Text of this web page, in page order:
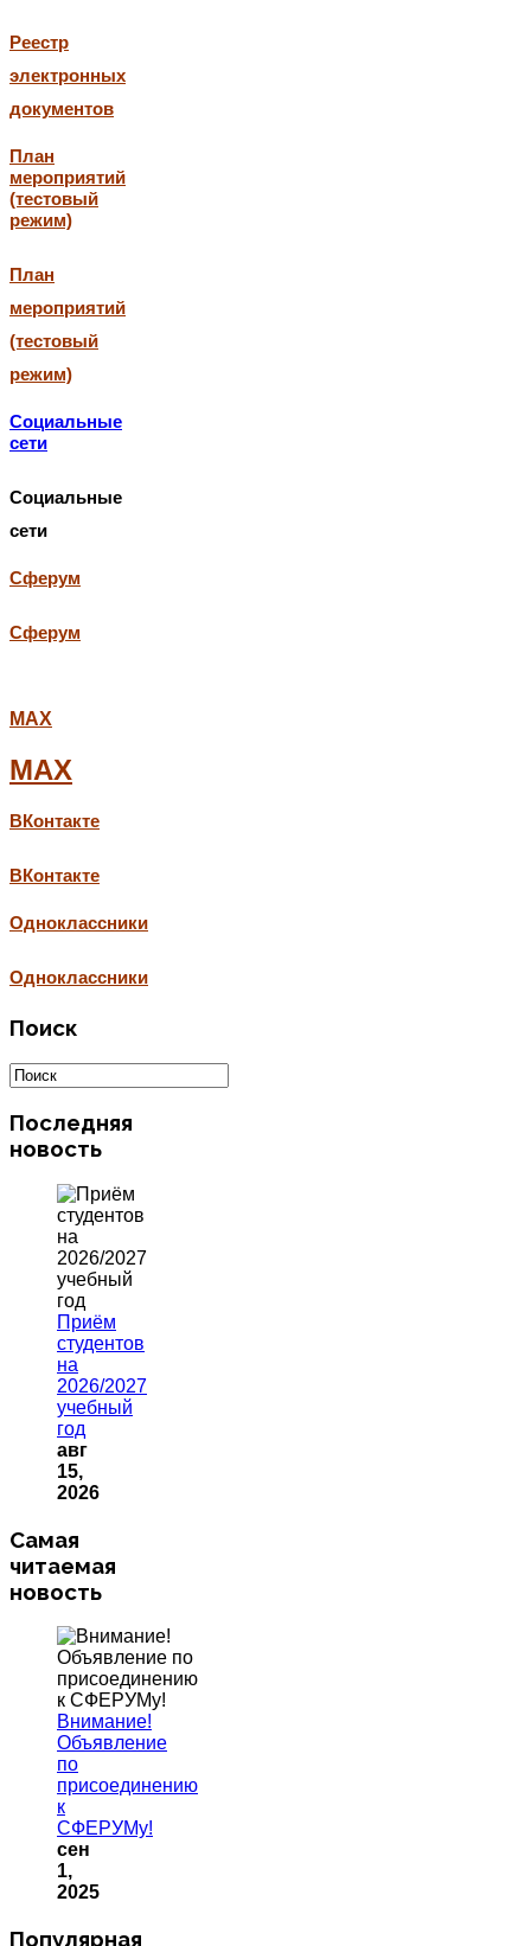
Реестр
электронных
документов
План
мероприятий
(тестовый
режим)
План
мероприятий
(тестовый
режим)
Социальные
сети
Социальные
сети
Сферум
Сферум
МАХ
МАХ
ВКонтакте
ВКонтакте
Одноклассники
Одноклассники
Поиск
Последняя
новость
Приём
студентов
на
2026/2027
учебный
год
авг
15,
2026
Самая
читаемая
новость
Внимание!
Объявление
по
присоединению
к
СФЕРУМу!
сен
1,
2025
Популярная